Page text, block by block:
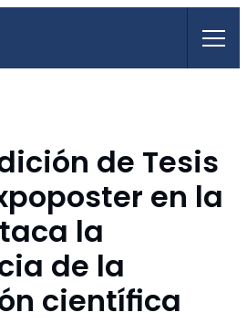
de Tesis
en la
la
de la
científica